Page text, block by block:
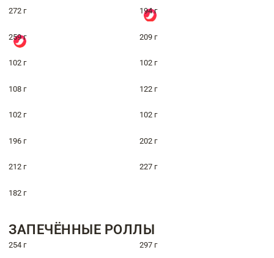
272 г 194 г
259 г 209 г
102 г 102 г
108 г 122 г
102 г 102 г
196 г 202 г
212 г 227 г
182 г
ЗАПЕЧЁННЫЕ РОЛЛЫ
254 г 297 г